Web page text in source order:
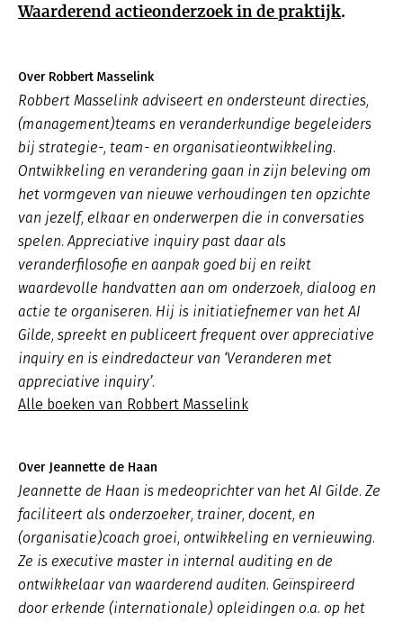
Waarderend actieonderzoek in de praktijk.
Over Robbert Masselink
Robbert Masselink adviseert en ondersteunt directies,
(management)teams en veranderkundige begeleiders
bij strategie-, team- en organisatieontwikkeling.
Ontwikkeling en verandering gaan in zijn beleving om
het vormgeven van nieuwe verhoudingen ten opzichte
van jezelf, elkaar en onderwerpen die in conversaties
spelen. Appreciative inquiry past daar als
veranderfilosofie en aanpak goed bij en reikt
waardevolle handvatten aan om onderzoek, dialoog en
actie te organiseren. Hij is initiatiefnemer van het AI
Gilde, spreekt en publiceert frequent over appreciative
inquiry en is eindredacteur van ‘Veranderen met
appreciative inquiry’.
Alle boeken van Robbert Masselink
Over Jeannette de Haan
Jeannette de Haan is medeoprichter van het AI Gilde. Ze
faciliteert als onderzoeker, trainer, docent, en
(organisatie)coach groei, ontwikkeling en vernieuwing.
Ze is executive master in internal auditing en de
ontwikkelaar van waarderend auditen. Geïnspireerd
door erkende (internationale) opleidingen o.a. op het